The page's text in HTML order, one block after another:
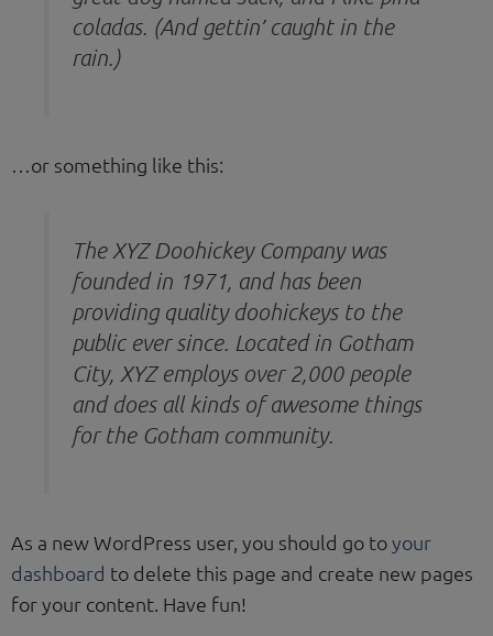
coladas. (And gettin’ caught in the
rain.)
…or something like this:
The XYZ Doohickey Company was
founded in 1971, and has been
providing quality doohickeys to the
public ever since. Located in Gotham
City, XYZ employs over 2,000 people
and does all kinds of awesome things
for the Gotham community.
As a new WordPress user, you should go toyour
dashboard to delete this page and create new pages
for your content. Have fun!